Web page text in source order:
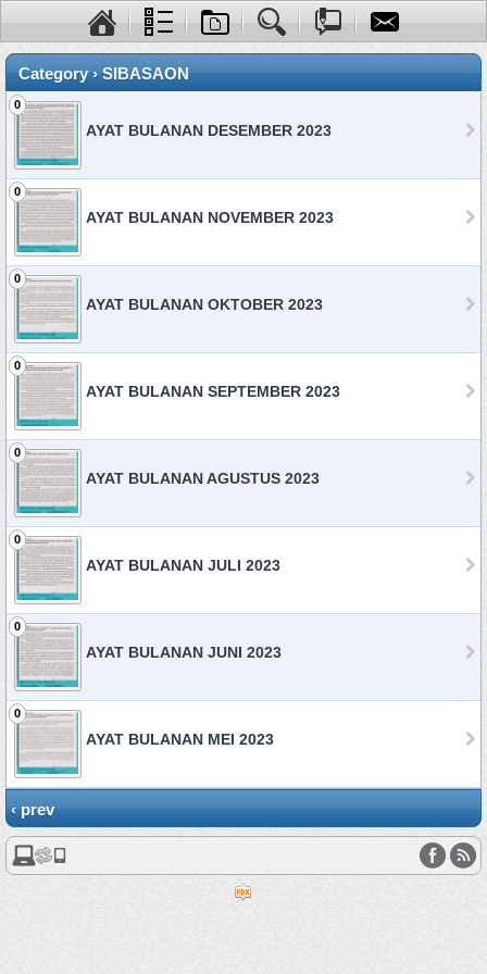
Category › SIBASAON
0
AYAT BULANAN DESEMBER 2023
0
AYAT BULANAN NOVEMBER 2023
0
AYAT BULANAN OKTOBER 2023
0
AYAT BULANAN SEPTEMBER 2023
0
AYAT BULANAN AGUSTUS 2023
0
AYAT BULANAN JULI 2023
0
AYAT BULANAN JUNI 2023
0
AYAT BULANAN MEI 2023
‹ prev